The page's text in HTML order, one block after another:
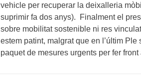
vehicle per recuperar la deixalleria
suprimir fa dos anys). Finalment el
sobre mobilitat sostenible ni res
estem patint, malgrat que en l’últim
paquet de mesures urgents per fer front